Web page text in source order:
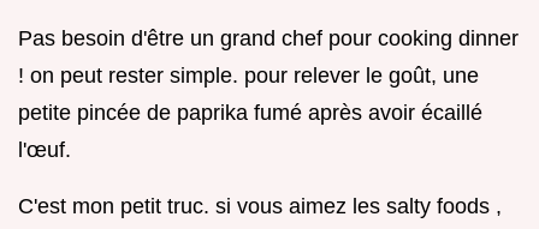
Pas besoin d'être un grand chef pour cooking dinner
! on peut rester simple. pour relever le goût, une
petite pincée de paprika fumé après avoir écaillé
l'œuf.
C'est mon petit truc. si vous aimez les salty foods ,